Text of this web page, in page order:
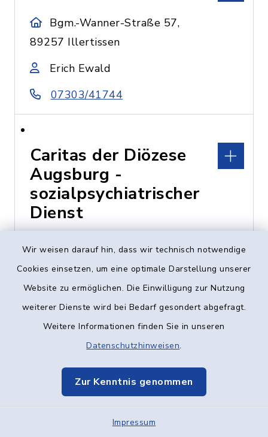
Wir weisen darauf hin, dass wir technisch notwendige
Cookies einsetzen, um eine optimale Darstellung unserer
Website zu ermöglichen. Die Einwilligung zur Nutzung
weiterer Dienste wird bei Bedarf gesondert abgefragt.
Weitere Informationen finden Sie in unseren
Datenschutzhinweisen.
Zur Kenntnis genommen
Impressum
Bgm.-Wanner-Straße 57,
89257 Illertissen
Erich Ewald
07303/41744
Caritas der Diözese
Augsburg -
sozialpsychiatrischer
Dienst
Heinz-Rühmann-Str. 7,
89231 Neu-Ulm
0731 - 73424
Caritas-Centrum
Vöhringen
Vogelstraße 8, 89269